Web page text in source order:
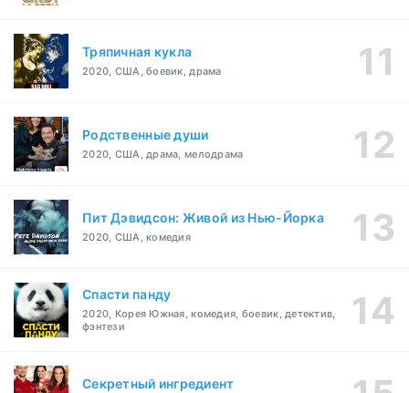
Тряпичная кукла
2020, США, боевик, драма
Родственные души
2020, США, драма, мелодрама
Пит Дэвидсон: Живой из Нью-Йорка
2020, США, комедия
Спасти панду
2020, Корея Южная, комедия, боевик, детектив,
фэнтези
Секретный ингредиент